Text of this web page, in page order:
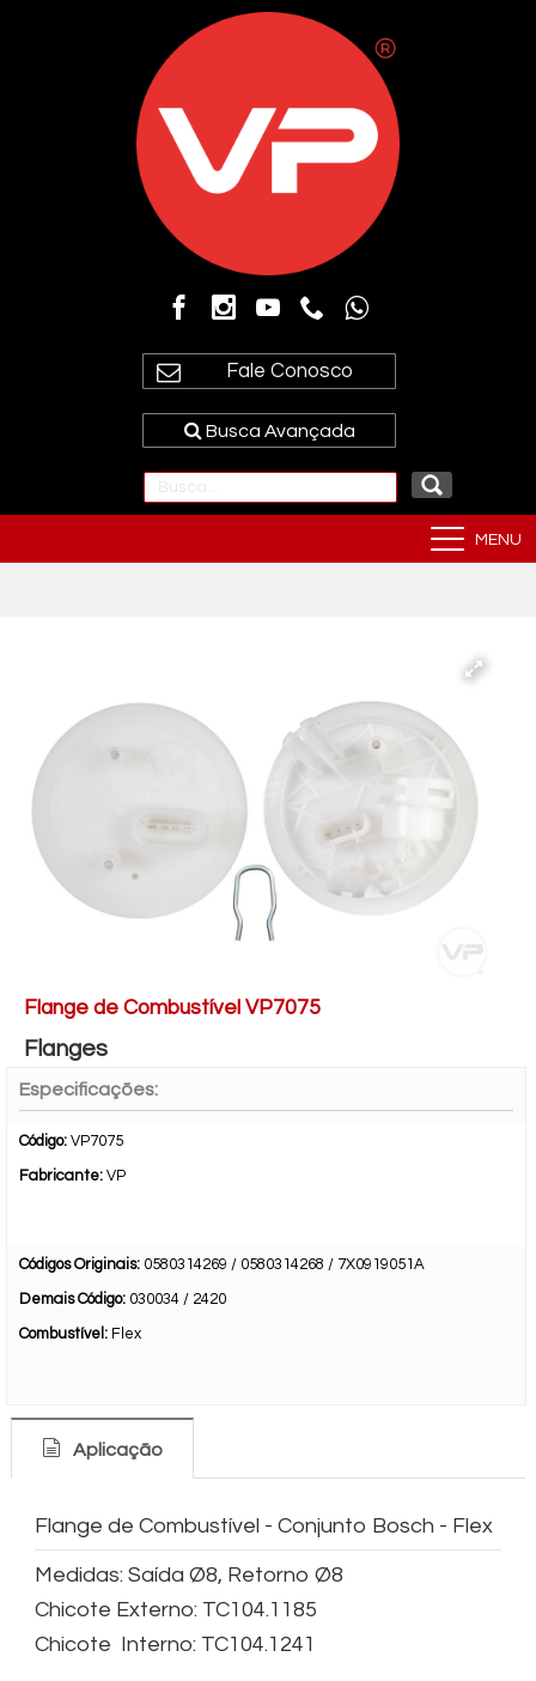
Fale Conosco
Busca Avançada
MENU
Flange de Combustível VP7075
Flanges
Especificações:
Código: VP7075
Fabricante: VP
Códigos Originais: 0580314269 / 0580314268 / 7X0919051A
Demais Código: 030034 / 2420
Combustível: Flex
Aplicação
Flange de Combustível - Conjunto Bosch - Flex
Medidas: Saída Ø8, Retorno Ø8
Chicote Externo: TC104.1185
Chicote Interno: TC104.1241